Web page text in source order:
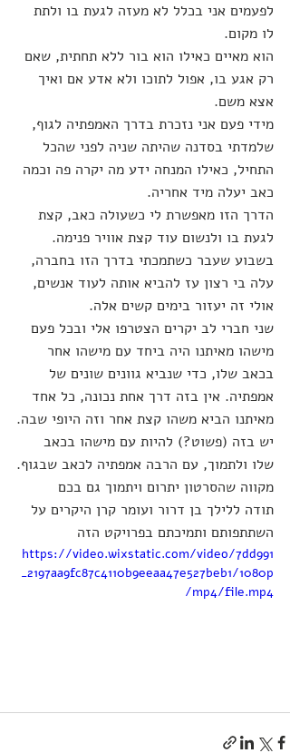
לפעמים אני בכלל לא מעזה לגעת בו ולתת
לו מקום.
הוא מאיים כאילו הוא בור ללא תחתית, שאם
רק אגע בו, אפול לתוכו ולא אדע אם ואיך
אצא משם.
מידי פעם אני נזכרת בדרך האמפתיה לגוף,
שלמדתי בסדנה שהיתה שניה לפני שהכל
התחיל, כאילו המנחה ידע מה יקרה פה וכמה
כאב יעלה מיד אחריה.
הדרך הזו מאפשרת לי כשעולה כאב, קצת
לגעת בו ולנשום עוד קצת אוויר פנימה.
בשבוע שעבר כשתמכתי בדרך הזו בחברה,
עלה בי רצון עז להביא אותה לעוד אנשים,
אולי זה יעזור בימים קשים אלה.
שני חברי לב יקרים הצטרפו אלי ובכל פעם
מישהו מאיתנו היה ביחד עם מישהו אחר
בכאב שלו, כדי שנביא גוונים שונים של
אמפתיה. אין בזה דרך אחת נכונה, כל אחד
מאיתנו הביא משהו קצת אחר וזה היופי שבה.
יש בזה (פשוט?) להיות עם מישהו בכאב
שלו ולתמוך, עם הרבה אמפתיה לכאב שבגוף.
מקווה שהסרטון יתרום ויתמוך גם בכם
תודה ללילך בן דרור ועומר קרן היקרים על
השתתפותם ותמיכתם בפרויקט הזה
https://video.wixstatic.com/video/7dd991
_2197aa9fc87c4110b9eeaa47e527beb1/1080p
/mp4/file.mp4